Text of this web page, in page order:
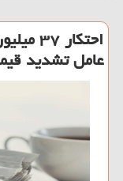
عامل تشدید